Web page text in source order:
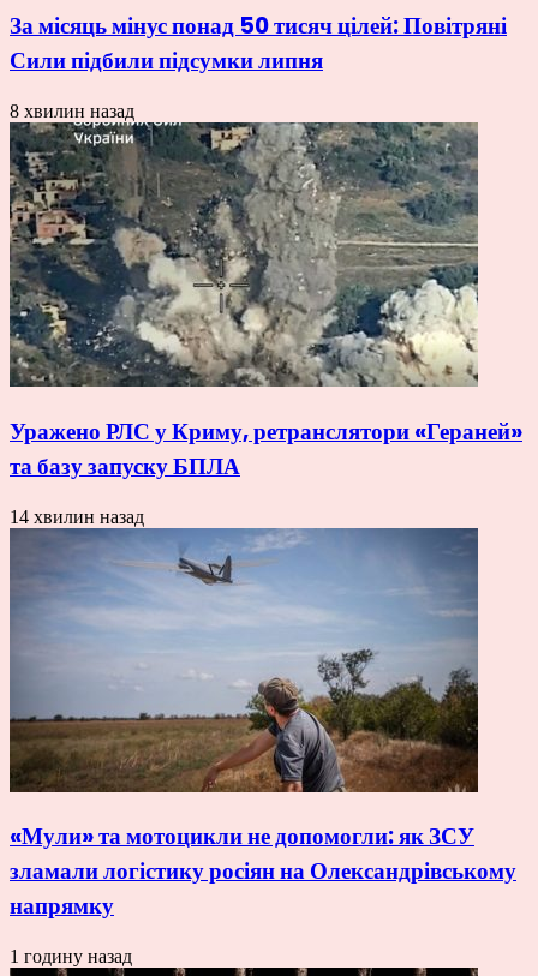
За місяць мінус понад 50 тисяч цілей: Повітряні
Сили підбили підсумки липня
8 хвилин назад
Уражено РЛС у Криму, ретранслятори «Гераней»
та базу запуску БПЛА
14 хвилин назад
«Мули» та мотоцикли не допомогли: як ЗСУ
зламали логістику росіян на Олександрівському
напрямку
1 годину назад